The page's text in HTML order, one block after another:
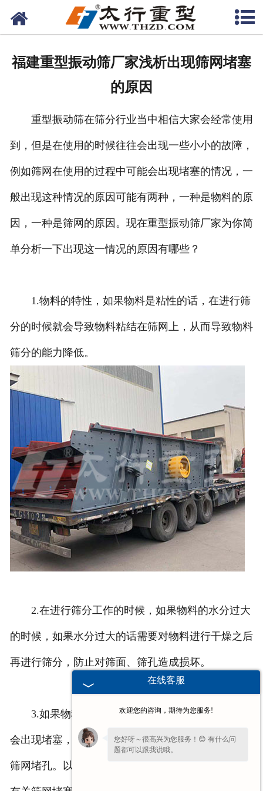
网站首页
联系我们
福建重型振动筛厂家浅析出现筛网堵塞
的原因
重型振动筛在筛分行业当中相信大家会经常使用
到，但是在使用的时候往往会出现一些小小的故障，
例如筛网在使用的过程中可能会出现堵塞的情况，一
般出现这种情况的原因可能有两种，一种是物料的原
因，一种是筛网的原因。现在重型振动筛厂家为你简
单分析一下出现这一情况的原因有哪些？
1.物料的特性，如果物料是粘性的话，在进行筛
分的时候就会导致物料粘结在筛网上，从而导致物料
筛分的能力降低。
2.在进行筛分工作的时候，如果物料的水分过大
的时候，如果水分过大的话需要对物料进行干燥之后
再进行筛分，防止对筛面、筛孔造成损坏。
3.如果物料的颗粒较细、泥沙含量较多的话，也
会出现堵塞，筛网的张紧程度出现问题的话也会导致
筛网堵孔。以上就是重型振动筛厂家为大家简单分享
在线客服
欢迎您的咨询，期待为您服务!
您好呀～很高兴为您服务！😊 有什么问
题都可以跟我说哦。